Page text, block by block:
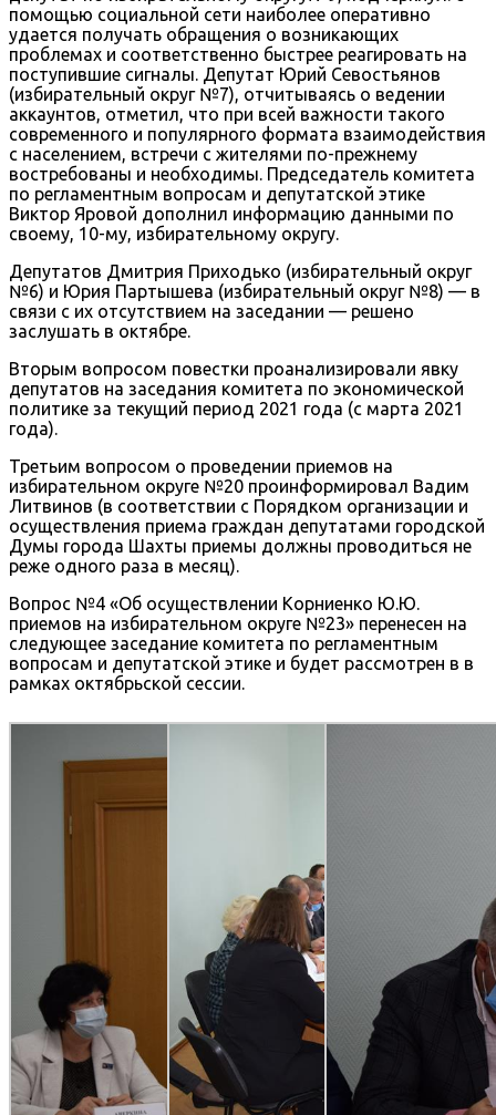
помощью социальной сети наиболее оперативно
удается получать обращения о возникающих
проблемах и соответственно быстрее реагировать на
поступившие сигналы. Депутат Юрий Севостьянов
(избирательный округ №7), отчитываясь о ведении
аккаунтов, отметил, что при всей важности такого
современного и популярного формата взаимодействия
с населением, встречи с жителями по-прежнему
востребованы и необходимы. Председатель комитета
по регламентным вопросам и депутатской этике
Виктор Яровой дополнил информацию данными по
своему, 10-му, избирательному округу.
Депутатов Дмитрия Приходько (избирательный округ
№6) и Юрия Партышева (избирательный округ №8) — в
связи с их отсутствием на заседании — решено
заслушать в октябре.
Вторым вопросом повестки проанализировали явку
депутатов на заседания комитета по экономической
политике за текущий период 2021 года (с марта 2021
года).
Третьим вопросом о проведении приемов на
избирательном округе №20 проинформировал Вадим
Литвинов (в соответствии с Порядком организации и
осуществления приема граждан депутатами городской
Думы города Шахты приемы должны проводиться не
реже одного раза в месяц).
Вопрос №4 «Об осуществлении Корниенко Ю.Ю.
приемов на избирательном округе №23» перенесен на
следующее заседание комитета по регламентным
вопросам и депутатской этике и будет рассмотрен в в
рамках октябрьской сессии.